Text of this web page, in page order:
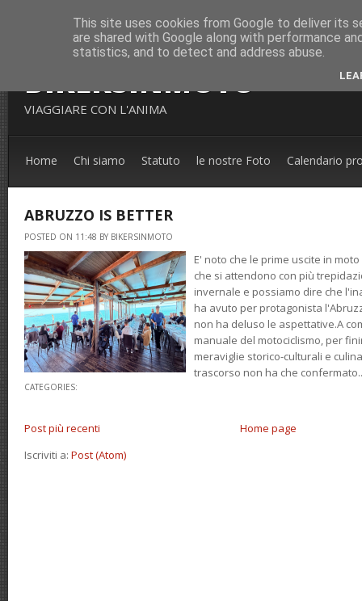
BIKERSINMOTO
VIAGGIARE CON L'ANIMA
Home Chi siamo Statuto le nostre Foto Calendario
ABRUZZO IS BETTER
POSTED ON 11:48 BY BIKERSINMOTO
E' noto che le prime uscite in
che si attendono con più
invernale e possiamo dire che
ha avuto per protagonista
non ha deluso le aspettative.A
manuale del motociclismo, per
meraviglie storico-culturali e
trascorso non ha che
CATEGORIES:
Post più recenti
Home page
Iscriviti a: Post (Atom)
This site uses cookies from Google to deliver its
are shared with Google along with performance
statistics, and to detect and address abuse.